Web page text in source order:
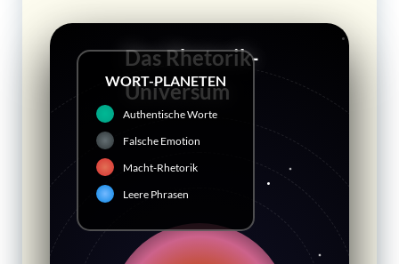
Das Rhetorik-
Universum
WORT-PLANETEN
Authentische Worte
Falsche Emotion
Macht-Rhetorik
Leere Phrasen